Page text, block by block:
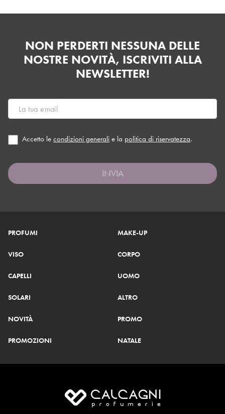
NON PERDERTI NESSUNA DELLE
NOSTRE NOVITÀ, ISCRIVITI ALLA
NEWSLETTER!
Accetto le condizioni generali e la politica di riservatezza.
INVIA
PROFUMI MAKE-UP
VISO CORPO
CAPELLI UOMO
SOLARI ALTRO
NOVITÀ PROMO
PROMOZIONI NATALE